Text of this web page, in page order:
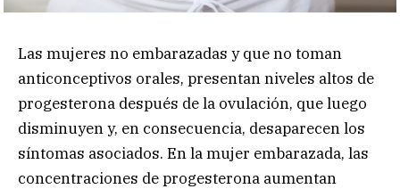
Las mujeres no embarazadas y que no toman
anticonceptivos orales, presentan niveles altos de
progesterona después de la ovulación, que luego
disminuyen y, en consecuencia, desaparecen los
síntomas asociados. En la mujer embarazada, las
concentraciones de progesterona aumentan